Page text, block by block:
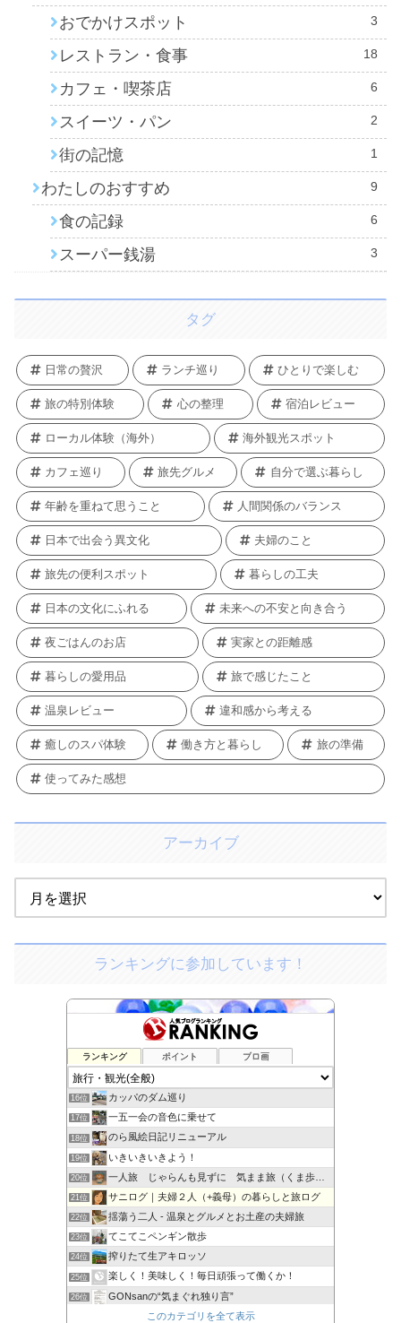
おでかけスポット 3
レストラン・食事 18
カフェ・喫茶店 6
スイーツ・パン 2
街の記憶 1
わたしのおすすめ 9
食の記録 6
スーパー銭湯 3
タグ
日常の贅沢 ランチ巡り ひとりで楽しむ
旅の特別体験 心の整理 宿泊レビュー
ローカル体験（海外） 海外観光スポット
カフェ巡り 旅先グルメ 自分で選ぶ暮らし
年齢を重ねて思うこと 人間関係のバランス
日本で出会う異文化 夫婦のこと
旅先の便利スポット 暮らしの工夫
日本の文化にふれる 未来への不安と向き合う
夜ごはんのお店 実家との距離感
暮らしの愛用品 旅で感じたこと
温泉レビュー 違和感から考える
癒しのスパ体験 働き方と暮らし 旅の準備
使ってみた感想
アーカイブ
ランキングに参加しています！
ランキング ポイント ブロ画
14位 旅・ホテル・プラザ
15位 トイプーもものきもち
16位 カッパのダム巡り
17位 一五一会の音色に乗せて
18位 のら風絵日記リニューアル
19位 いきいきいきよう！
20位 一人旅 じゃらんも見ずに 気まま旅（くま歩き）
21位 サニログ｜夫婦２人（+義母）の暮らしと旅ログ
22位 揺蕩う二人 - 温泉とグルメとお土産の夫婦旅
23位 てこてこペンギン散歩
24位 搾りたて生アキロッソ
25位 楽しく！美味しく！毎日頑張って働くか！
26位 GONsanの“気まぐれ独り言”
カメラを持って気ままに散歩
このカテゴリを全て表示